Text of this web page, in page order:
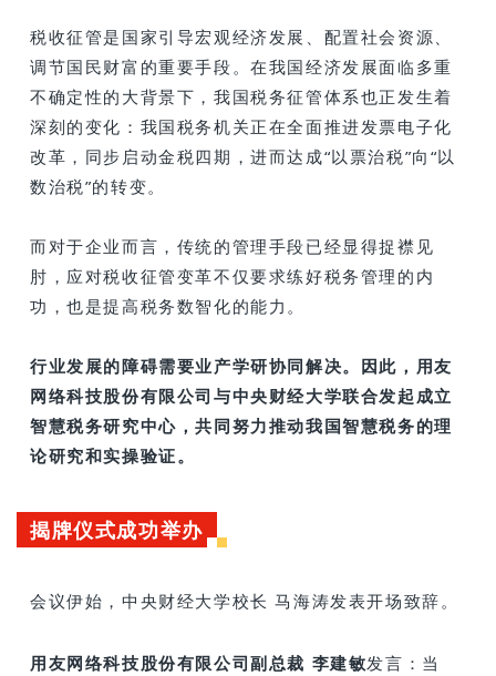
税收征管是国家引导宏观经济发展、配置社会资源、
调节国民财富的重要手段。在我国经济发展面临多重
不确定性的大背景下，我国税务征管体系也正发生着
深刻的变化：我国税务机关正在全面推进发票电子化
改革，同步启动金税四期，进而达成“以票治税”向“以
数治税”的转变。
而对于企业而言，传统的管理手段已经显得捉襟见
肘，应对税收征管变革不仅要求练好税务管理的内
功，也是提高税务数智化的能力。
行业发展的障碍需要业产学研协同解决。 因此，用友
网络科技股份有限公司与中央财经大学联合发起成立
智慧税务研究中心，共同努力推动我国智慧税务的理
论研究和实操验证。
揭牌仪式成功举办
会议伊始， 中央财经大学校长 马海涛发表开场致辞。
用友网络科技股份有限公司副总裁 李建敏发言：当